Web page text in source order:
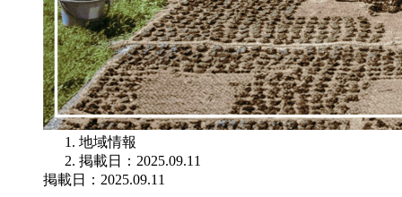
地域情報
掲載日：2025.09.11
掲載日：2025.09.11